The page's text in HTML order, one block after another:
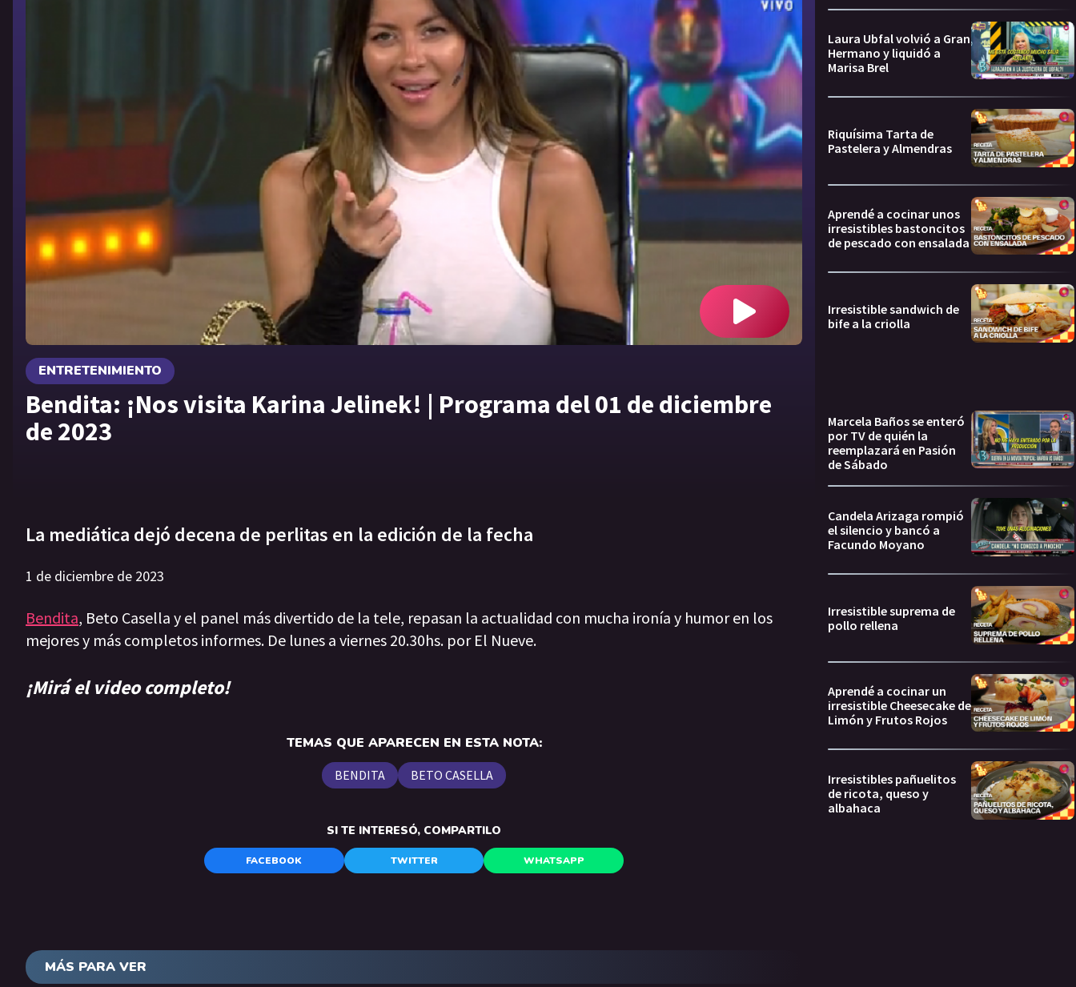
ENTRETENIMIENTO
Bendita: ¡Nos visita Karina Jelinek! | Programa del 01 de diciembre
de 2023
La mediática dejó decena de perlitas en la edición de la fecha
1 de diciembre de 2023
Bendita, Beto Casella y el panel más divertido de la tele, repasan la actualidad con mucha ironía y humor en los
mejores y más completos informes. De lunes a viernes 20.30hs. por El Nueve.
¡Mirá el video completo!
TEMAS QUE APARECEN EN ESTA NOTA:
BENDITA BETO CASELLA
SI TE INTERESÓ, COMPARTILO
FACEBOOK TWITTER WHATSAPP
MÁS PARA VER
Laura Ubfal volvió a Gran
Hermano y liquidó a
Marisa Brel
Riquísima Tarta de
Pastelera y Almendras
Aprendé a cocinar unos
irresistibles bastoncitos
de pescado con ensalada
Irresistible sandwich de
bife a la criolla
Marcela Baños se enteró
por TV de quién la
reemplazará en Pasión
de Sábado
Candela Arizaga rompió
el silencio y bancó a
Facundo Moyano
Irresistible suprema de
pollo rellena
Aprendé a cocinar un
irresistible Cheesecake de
Limón y Frutos Rojos
Irresistibles pañuelitos
de ricota, queso y
albahaca